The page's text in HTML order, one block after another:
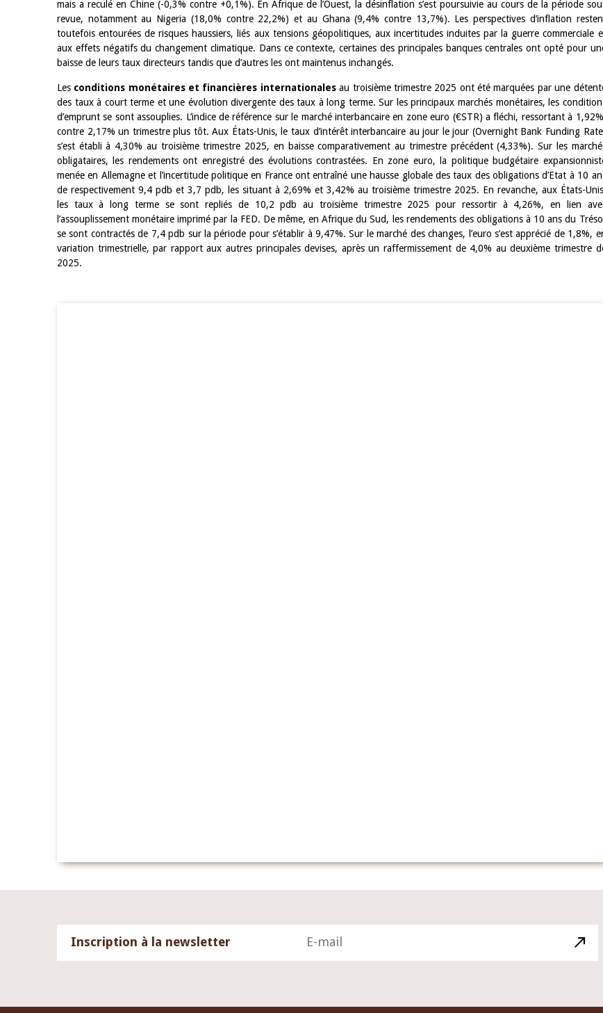
mais a reculé en Chine (-0,3% contre +0,1%). En Afrique de l’Ouest, la désinflation s’est poursuivie au cours de la période
revue, notamment au Nigeria (18,0% contre 22,2%) et au Ghana (9,4% contre 13,7%). Les perspectives d’inflation
toutefois entourées de risques haussiers, liés aux tensions géopolitiques, aux incertitudes induites par la guerre commerciale
aux effets négatifs du changement climatique. Dans ce contexte, certaines des principales banques centrales ont opté pour
baisse de leurs taux directeurs tandis que d’autres les ont maintenus inchangés.
Les conditions monétaires et financières internationalesau troisième trimestre 2025 ont été marquées par une
des taux à court terme et une évolution divergente des taux à long terme. Sur les principaux marchés monétaires, les
d’emprunt se sont assouplies. L’indice de référence sur le marché interbancaire en zone euro (€STR) a fléchi, ressortant à
contre 2,17% un trimestre plus tôt. Aux États-Unis, le taux d’intérêt interbancaire au jour le jour (Overnight Bank Funding
s’est établi à 4,30% au troisième trimestre 2025, en baisse comparativement au trimestre précédent (4,33%). Sur les
obligataires, les rendements ont enregistré des évolutions contrastées. En zone euro, la politique budgétaire
menée en Allemagne et l’incertitude politique en France ont entraîné une hausse globale des taux des obligations d’Etat à 10
de respectivement 9,4 pdb et 3,7 pdb, les situant à 2,69% et 3,42% au troisième trimestre 2025. En revanche, aux États-
les taux à long terme se sont repliés de 10,2 pdb au troisième trimestre 2025 pour ressortir à 4,26%, en lien
l’assouplissement monétaire imprimé par la FED. De même, en Afrique du Sud, les rendements des obligations à 10 ans du
se sont contractés de 7,4 pdb sur la période pour s’établir à 9,47%. Sur le marché des changes, l’euro s’est apprécié de 1,8%,
variation trimestrielle, par rapport aux autres principales devises, après un raffermissement de 4,0% au deuxième trimestre
2025.
d'ouverture du Comité de
Monétaire de la BCEAO du 4
2026, prononcée par son Président
Jean-Claude Kassi BROU
22 juillet 2026
Mot introductif du Gouverneur Jean-
Claude Kassi BROU lors de la cérémonie
de présentation du rapport annuel 2025
de la BCEAO
10 juin 2026
Allocution d'ouverture du
Politique Monétaire de la BCEAO
juin 2026, prononcée par son
Monsieur Jean-Claude Kassi
Inscription à la newsletter